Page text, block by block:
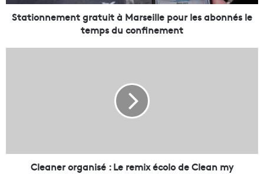
e
m
à
Stationnement gratuit à Marseille pour les abonnés le
temps du confinement
r
Cleaner organisé : Le remix écolo de Clean my